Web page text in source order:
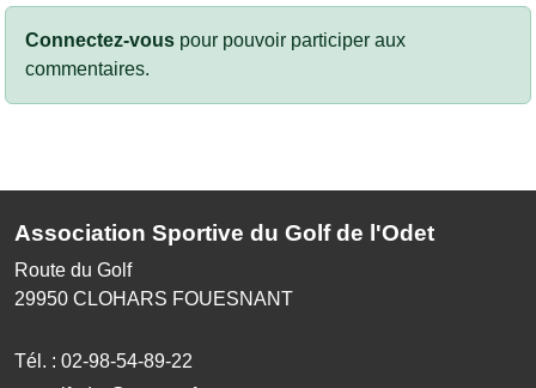
Connectez-vous pour pouvoir participer aux
commentaires.
Association Sportive du Golf de l'Odet
Route du Golf
29950 CLOHARS FOUESNANT
Tél. : 02-98-54-89-22